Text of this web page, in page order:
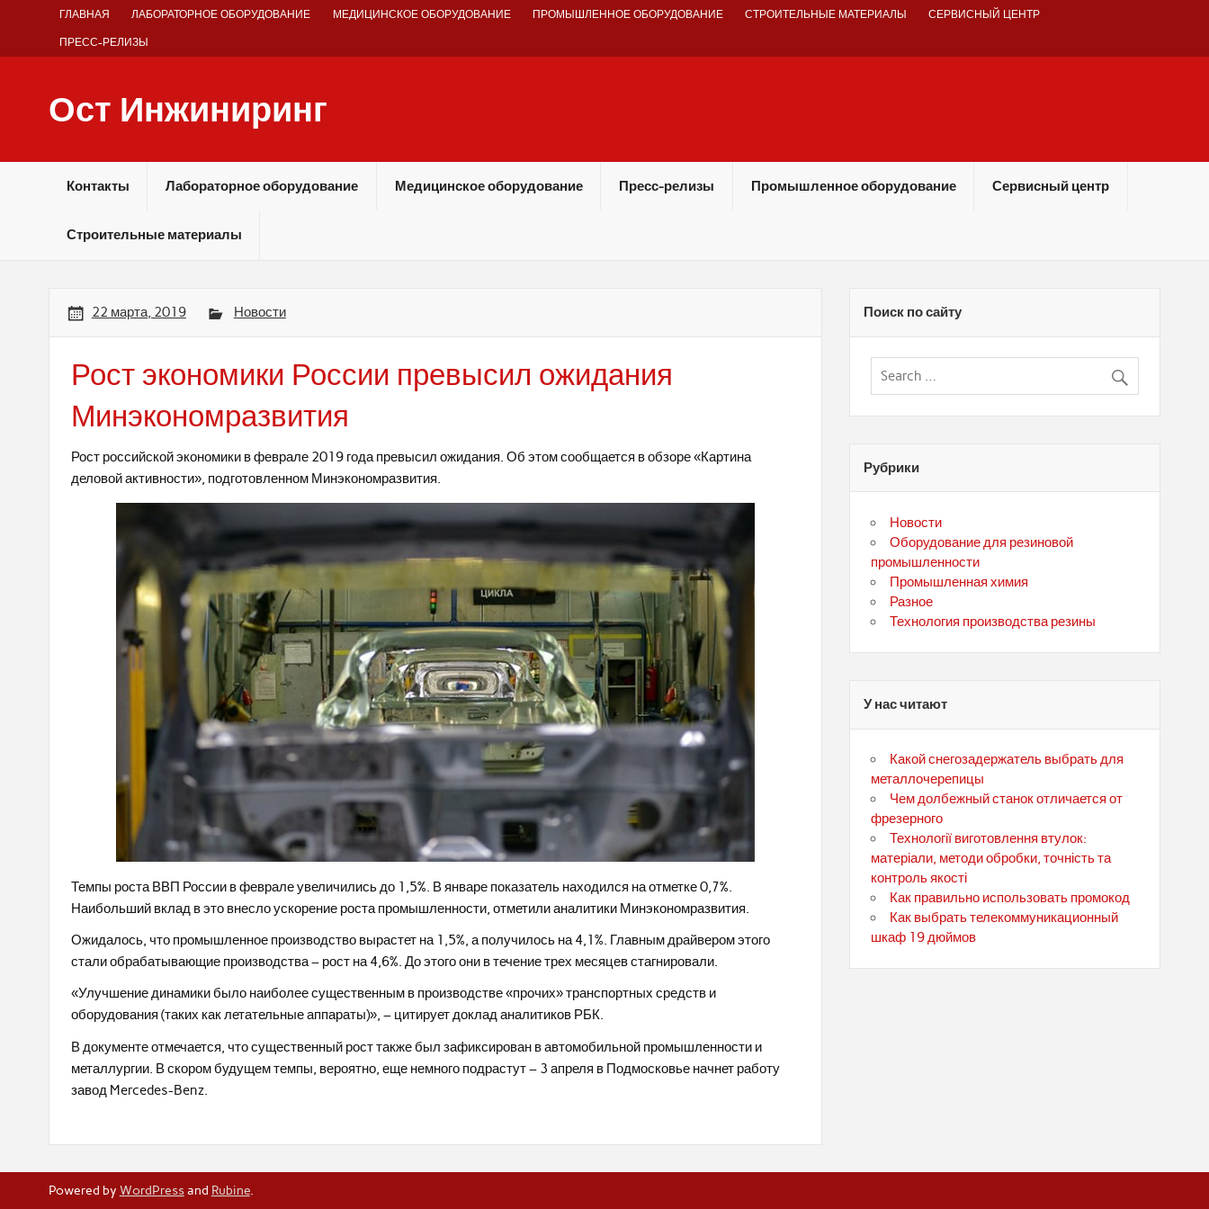
ГЛАВНАЯ ЛАБОРАТОРНОЕ ОБОРУДОВАНИЕ МЕДИЦИНСКОЕ ОБОРУДОВАНИЕ ПРОМЫШЛЕННОЕ ОБОРУДОВАНИЕ СТРОИТЕЛЬНЫЕ МАТЕРИАЛЫ СЕРВИСНЫЙ ЦЕНТР
ПРЕСС-РЕЛИЗЫ
Ост Инжиниринг
Контакты Лабораторное оборудование Медицинское оборудование Пресс-релизы Промышленное оборудование Сервисный центр
Строительные материалы
22 марта, 2019 Новости
Рост экономики России превысил ожидания
Минэкономразвития
Рост российской экономики в феврале 2019 года превысил ожидания. Об этом сообщается в обзоре «Картина
деловой активности», подготовленном Минэкономразвития.
Темпы роста ВВП России в феврале увеличились до 1,5%. В январе показатель находился на отметке 0,7%.
Наибольший вклад в это внесло ускорение роста промышленности, отметили аналитики Минэкономразвития.
Ожидалось, что промышленное производство вырастет на 1,5%, а получилось на 4,1%. Главным драйвером этого
стали обрабатывающие производства – рост на 4,6%. До этого они в течение трех месяцев стагнировали.
«Улучшение динамики было наиболее существенным в производстве «прочих» транспортных средств и
оборудования (таких как летательные аппараты)», – цитирует доклад аналитиков РБК.
В документе отмечается, что существенный рост также был зафиксирован в автомобильной промышленности и
металлургии. В скором будущем темпы, вероятно, еще немного подрастут – 3 апреля в Подмосковье начнет работу
завод Mercedes-Benz.
Поиск по сайту
Рубрики
Новости
Оборудование для резиновой
промышленности
Промышленная химия
Разное
Технология производства резины
У нас читают
Какой снегозадержатель выбрать для
металлочерепицы
Чем долбежный станок отличается от
фрезерного
Технології виготовлення втулок:
матеріали, методи обробки, точність та
контроль якості
Как правильно использовать промокод
Как выбрать телекоммуникационный
шкаф 19 дюймов
Powered by WordPressand Rubine.